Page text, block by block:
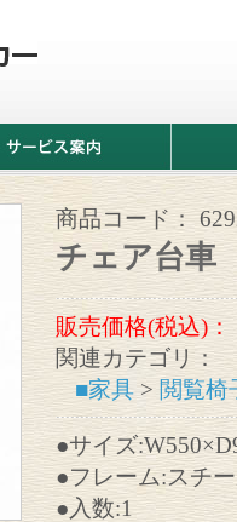
情
商品コード：
チェア台車
販売価格(税込)：
関連カテゴリ：
■家具> 閲覧椅
●サイズ
●フレーム:スチ
●入数:1